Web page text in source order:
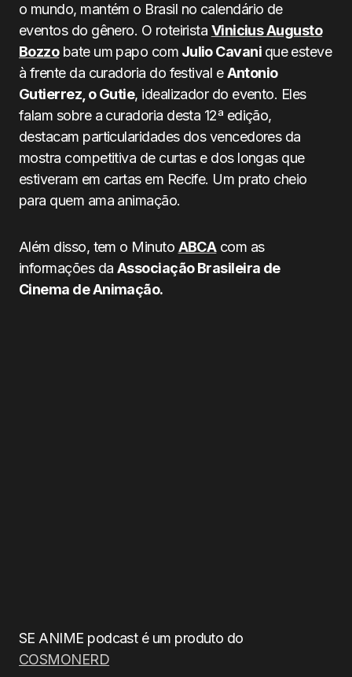
o mundo, mantém o Brasil no calendário de
eventos do gênero. O roteirista Vinicius Augusto
Bozzobate um papo com Julio Cavani que esteve
à frente da curadoria do festival eAntonio
Gutierrez, o Gutie, idealizador do evento. Eles
falam sobre a curadoria desta 12ª edição,
destacam particularidades dos vencedores da
mostra competitiva de curtas e dos longas que
estiveram em cartas em Recife. Um prato cheio
para quem ama animação.
Além disso, tem o Minuto ABCAcom as
informações da Associação Brasileira de
Cinema de Animação.
SE ANIME podcast é um produto do
COSMONERD